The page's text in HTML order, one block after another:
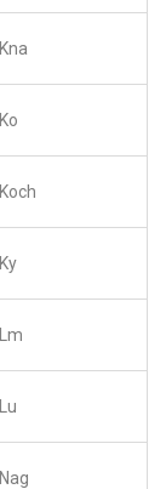
Kna
Ko
Koch
Ky
Lm
Lu
Nag